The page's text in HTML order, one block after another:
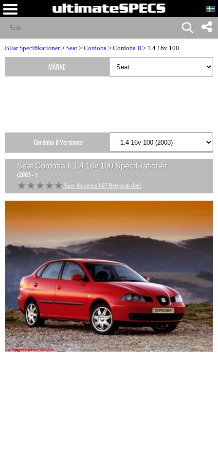
Bilar Specifikationer> Seat > Cordoba > Cordoba II > 1.4 16v 100
Seat Cordoba II 1.4 16v 100Specifikationer
(2003 - )
★★★★★
★★★★★ Äger du denna bil? Betygsätt den!
MÄRKE
Cordoba II Versioner